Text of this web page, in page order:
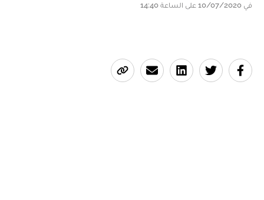
في 10/07/2020 على الساعة 14:40